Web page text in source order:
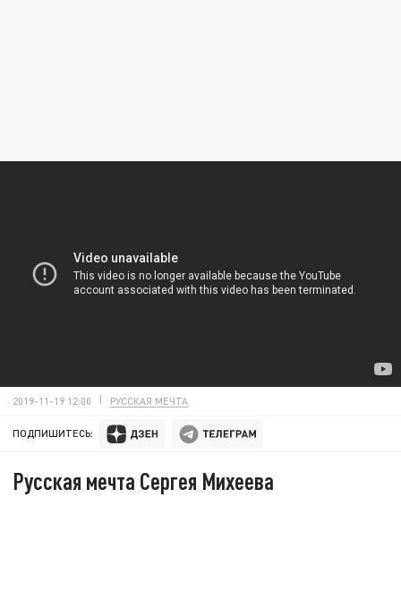
2019-11-19 12:00 РУССКАЯ МЕЧТА
ПОДПИШИТЕСЬ:
Русская мечта Сергея Михеева